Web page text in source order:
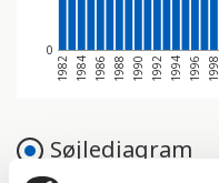
0
1982 1984 1986 1988 1990 1992 1994 1996 1998
Søjlediagram